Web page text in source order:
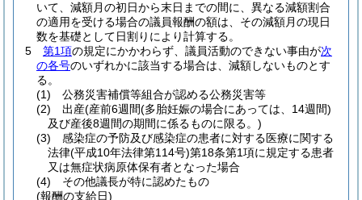
いて、減額月の初日から末日までの間に、異なる減額割合
の適用を受ける場合の議員報酬の額は、その減額月の現日
数を基礎として日割りにより計算する。
5
第1項の規定にかかわらず、議員活動のできない事由が次
の各号のいずれかに該当する場合は、減額しないものとす
る。
(1)
公務災害補償等組合が認める公務災害等
(2)
出産(産前6週間(多胎妊娠の場合にあっては、14週間)
及び産後8週間の期間に係るものに限る。)
(3)
感染症の予防及び感染症の患者に対する医療に関する
法律(平成10年法律第114号)第18条第1項に規定する患者
又は無症状病原体保有者となった場合
(4)
その他議長が特に認めたもの
(報酬の支給日)